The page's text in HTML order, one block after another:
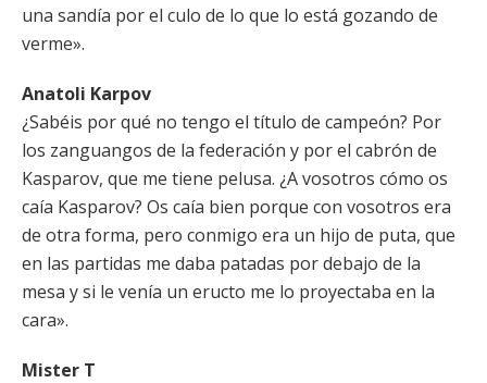
una sandía por el culo de lo que lo está gozando de
verme».
Anatoli Karpov
¿Sabéis por qué no tengo el título de campeón? Por
los zanguangos de la federación y por el cabrón de
Kasparov, que me tiene pelusa. ¿A vosotros cómo os
caía Kasparov? Os caía bien porque con vosotros era
de otra forma, pero conmigo era un hijo de puta, que
en las partidas me daba patadas por debajo de la
mesa y si le venía un eructo me lo proyectaba en la
cara».
Mister T